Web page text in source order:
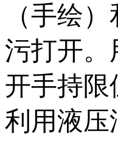
（手绘
污打开
开手持限
利用液压